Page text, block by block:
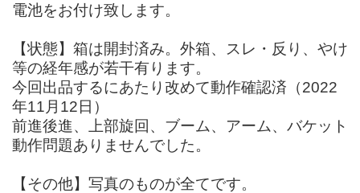
電池をお付け致します。
【状態】箱は開封済み。外箱、スレ・反り、やけ
等の経年感が若干有ります。
今回出品するにあたり改めて動作確認済（2022
年11月12日）
前進後進、上部旋回、ブーム、アーム、バケット
動作問題ありませんでした。
【その他】写真のものが全てです。